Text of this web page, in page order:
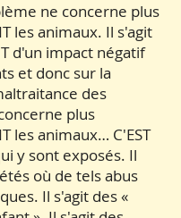
ne concerne plus
les animaux. Il s'agit
d'un impact négatif
et donc sur la
des
plus
les animaux… C'EST
y sont exposés. Il
où de tels abus
Il s'agit des «